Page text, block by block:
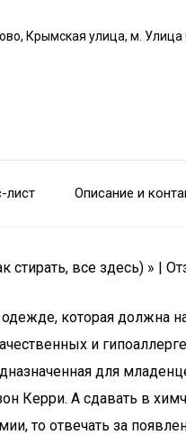
Крымская улица, м. Улица
лист Описание и
стирать, все здесь) » |
которая должна
и
для
Керри. А сдавать в
то отвечать за